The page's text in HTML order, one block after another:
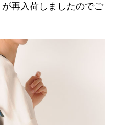
再入荷しましたのでご